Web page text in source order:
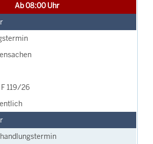
Ab 08:00 Uhr
119/26